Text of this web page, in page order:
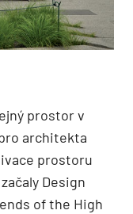
prostor v
architekta
prostoru
Design
of the High